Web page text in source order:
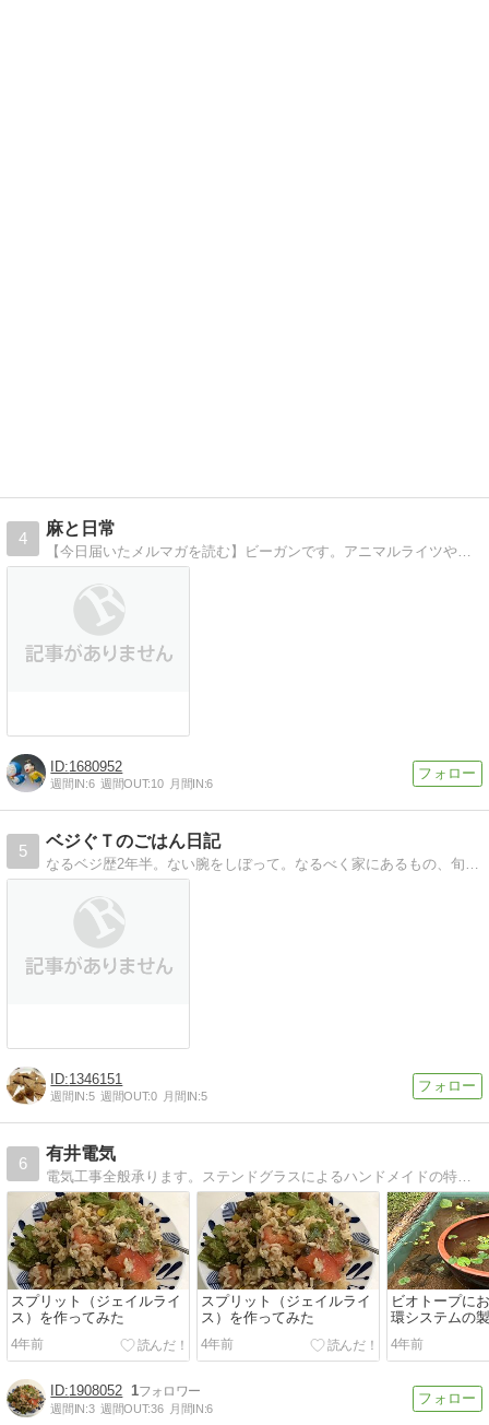
4
麻と日常
【今日届いたメルマガを読む】ビーガンです。アニマルライツやヒューマンライツなどに関心があり、地球の行く末を案じています。ファンタジーも好きです。
1680952
週間IN:6 週間OUT:10 月間IN:6
5
ベジぐＴのごはん日記
なるベジ歴2年半。ない腕をしぼって。なるべく家にあるもの、旬な地のものをつかって、台所で日々葛藤中。
1346151
週間IN:5 週間OUT:0 月間IN:5
6
有井電気
電気工事全般承ります。ステンドグラスによるハンドメイドの特注ランプの作成、完全無農薬栽培による野菜、果物等のネット販売も手掛けております。
スプリット（ジェイルライ
ス）を作ってみた
4年前
スプリット（ジェイルライ
ス）を作ってみた
4年前
ビオトープに
環システムの
4年前
1908052 1
週間IN:3 週間OUT:36 月間IN:6